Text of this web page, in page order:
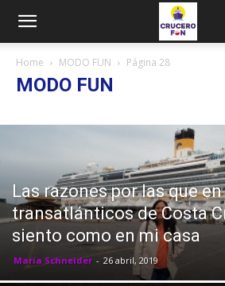
Home MODO FUN Página 28
MODO FUN
Las razones por las que
transatlánticos de Costa
siento como en mi casa
Maria Schneider - 26 abril, 2019